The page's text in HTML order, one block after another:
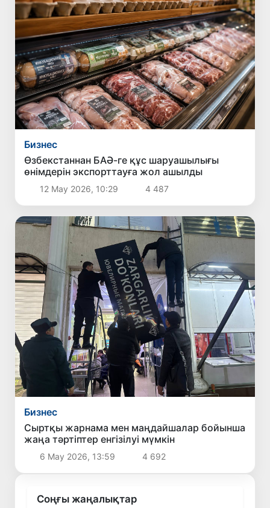
Бизнес
Өзбекстаннан БАӘ-ге құс шаруашылығы
өнімдерін экспорттауға жол ашылды
12 Мау 2026, 10:29 4 487
Бизнес
Сыртқы жарнама мен маңдайшалар бойынша
жаңа тәртіптер енгізілуі мүмкін
6 Мау 2026, 13:59 4 692
Соңғы жаңалықтар